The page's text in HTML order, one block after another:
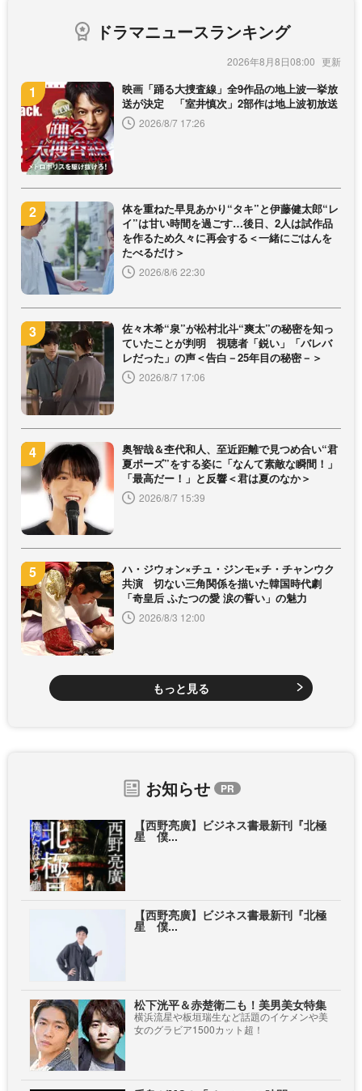
ドラマニュースランキング
2026年8月8日08:00
映画「踊る大捜査線」全9作品の地上波一挙放
送が決定 「室井慎次」2部作は地上波初放送
2026/8/7 17:26
体を重ねた早見あかり“タキ”と伊藤健太郎“レ
イ”は甘い時間を過ごす…後日、2人は試作品
を作るため久々に再会する＜一緒にごはんを
たべるだけ＞
2026/8/6 22:30
佐々木希“泉”が松村北斗“爽太”の秘密を知っ
ていたことが判明 視聴者「鋭い」「バレバ
レだった」の声＜告白－25年目の秘密－＞
2026/8/7 17:06
奥智哉＆杢代和人、至近距離で見つめ合い“君
夏ポーズ”をする姿に「なんて素敵な瞬間！」
「最高だー！」と反響＜君は夏のなか＞
2026/8/7 15:39
ハ・ジウォン×チュ・ジンモ×チ・チャンウク
共演 切ない三角関係を描いた韓国時代劇
「奇皇后 ふたつの愛 涙の誓い」の魅力
2026/8/3 12:00
もっと見る
お知らせ
【西野亮廣】ビジネス書最新刊『北極
星 僕...
【西野亮廣】ビジネス書最新刊『北極
星 僕...
松下洸平＆赤楚衛二も！美男美女特集
横浜流星や板垣瑞生など話題のイケメンや美
女のグラビア1500カット超！